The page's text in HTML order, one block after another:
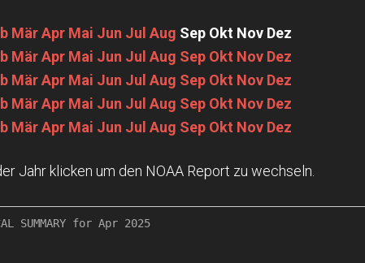
Mär Apr Mai Jun Jul Aug Sep Okt Nov Dez
Mär Apr Mai Jun Jul Aug Sep Okt Nov Dez
Mär Apr Mai Jun Jul Aug Sep Okt Nov Dez
Mär Apr Mai Jun Jul Aug Sep Okt Nov Dez
Mär Apr Mai Jun Jul Aug Sep Okt Nov Dez
Jahr klicken um den NOAA Report zu wechseln.
SUMMARY for Apr 2025